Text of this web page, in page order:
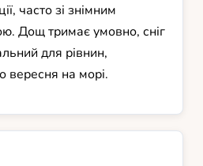
часто зі знімним
Дощ тримає умовно, сніг
для рівнин,
вересня на морі.